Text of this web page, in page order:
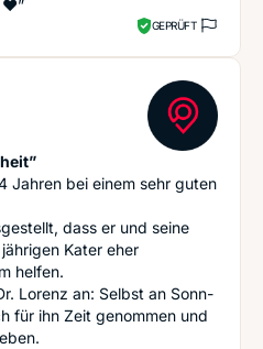
❤️”
GEPRÜFT
Jahren bei einem sehr guten
dass er und seine
Kater eher
helfen.
Lorenz an: Selbst an Sonn-
für ihn Zeit genommen und